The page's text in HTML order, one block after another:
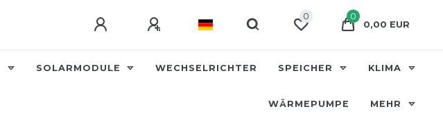
0
0
0,00 EUR
SOLARMODULE WECHSELRICHTER SPEICHER KLIMA
WÄRMEPUMPE MEHR